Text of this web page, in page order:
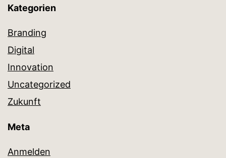
Kategorien
Branding
Digital
Innovation
Uncategorized
Zukunft
Meta
Anmelden